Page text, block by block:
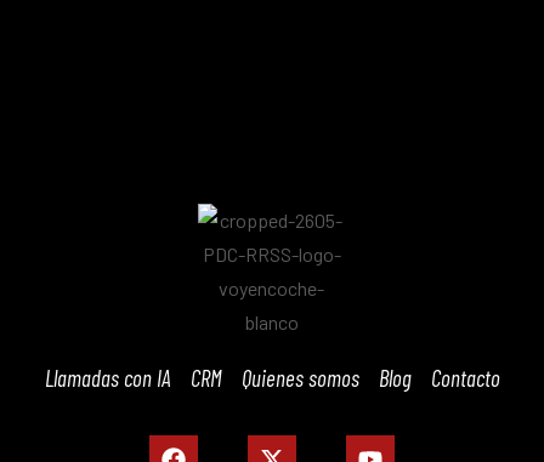
Llamadas con IA CRM Quienes somos Blog Contacto